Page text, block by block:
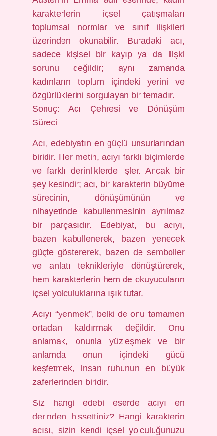
karakterlerin içsel çatışmaları
toplumsal normlar ve sınıf ilişkileri
üzerinden okunabilir. Buradaki acı,
sadece kişisel bir kayıp ya da ilişki
sorunu değildir; aynı zamanda
kadınların toplum içindeki yerini ve
özgürlüklerini sorgulayan bir temadır.
Sonuç: Acı Çehresi ve Dönüşüm
Süreci
Acı, edebiyatın en güçlü unsurlarından
biridir. Her metin, acıyı farklı biçimlerde
ve farklı derinliklerde işler. Ancak bir
şey kesindir; acı, bir karakterin büyüme
sürecinin, dönüşümünün ve
nihayetinde kabullenmesinin ayrılmaz
bir parçasıdır. Edebiyat, bu acıyı,
bazen kabullenerek, bazen yenecek
güçte göstererek, bazen de semboller
ve anlatı teknikleriyle dönüştürerek,
hem karakterlerin hem de okuyucuların
içsel yolculuklarına ışık tutar.
Acıyı “yenmek”, belki de onu tamamen
ortadan kaldırmak değildir. Onu
anlamak, onunla yüzleşmek ve bir
anlamda onun içindeki gücü
keşfetmek, insan ruhunun en büyük
zaferlerinden biridir.
Siz hangi edebi eserde acıyı en
derinden hissettiniz? Hangi karakterin
acısı, sizin kendi içsel yolculuğunuzu